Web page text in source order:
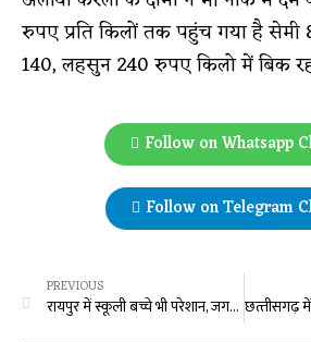
रुपए प्रति किलों तक पहुंच गया है सेमी
140, लहसुन 240 रुपए किलो में बिक
Follow on Whatsapp
Follow on Telegram
PREVIOUS
रायपुर में स्कूली बच्चे भी परेशान, जगह-जगह चक्काजाम कर रहे हड़ताली ड्राइवर